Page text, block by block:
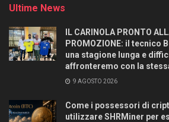
Ultime News
IL CARINOLA PRONTO
PROMOZIONE: il tecnico
una stagione lunga e
affronteremo con la
9 AGOSTO 2026
Come i possessori di
utilizzare SHRMiner per